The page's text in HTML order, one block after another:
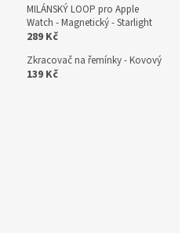
MILÁNSKÝ LOOP pro Apple
Watch - Magnetický - Starlight
289 Kč
Zkracovač na řemínky - Kovový
139 Kč